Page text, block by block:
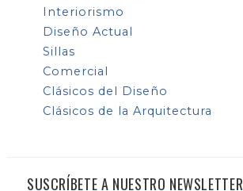
Interiorismo
Diseño Actual
Sillas
Comercial
Clásicos del Diseño
Clásicos de la Arquitectura
SUSCRÍBETE A NUESTRO NEWSLETTER